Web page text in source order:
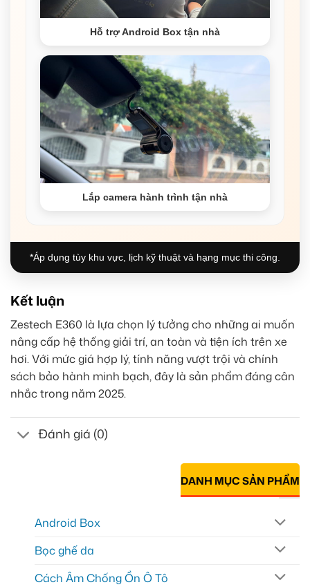
Hỗ trợ Android Box tận nhà
Lắp camera hành trình tận nhà
*Áp dụng tùy khu vực, lịch kỹ thuật và hạng mục thi công.
Kết luận
Zestech E360 là lựa chọn lý tưởng cho những ai muốn
nâng cấp hệ thống giải trí, an toàn và tiện ích trên xe
hơi. Với mức giá hợp lý, tính năng vượt trội và chính
sách bảo hành minh bạch, đây là sản phẩm đáng cân
nhắc trong năm 2025.
Đánh giá (0)
DANH MỤC SẢN PHẨM
Android Box
Bọc ghế da
Cách Âm Chống Ồn Ô Tô